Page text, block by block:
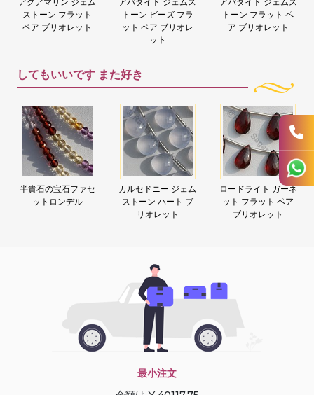
ストーン フラット
ペア ブリオレット
トーン ビーズ フラ
ット ペア ブリオレ
ット
トーン フラット ペ
ア ブリオレット
してもいいです また好き
半貴石の宝石ファセ
ットロンデル
カルセドニー ジェム
ストーン ハート ブ
リオレット
ロードライト ガーネ
ット フラット ペア
ブリオレット
最小注文